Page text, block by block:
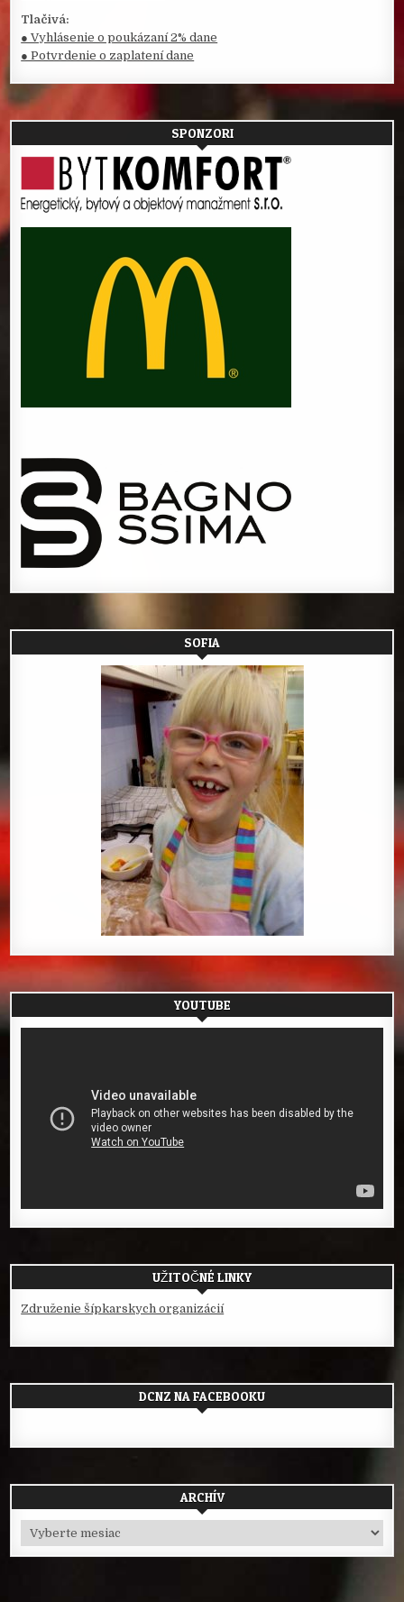
Tlačivá:
● Vyhlásenie o poukázaní 2% dane
● Potvrdenie o zaplatení dane
SPONZORI
SOFIA
YOUTUBE
UŽITOČNÉ LINKY
Združenie šípkarskych organizácií
DCNZ NA FACEBOOKU
ARCHÍV
Archív